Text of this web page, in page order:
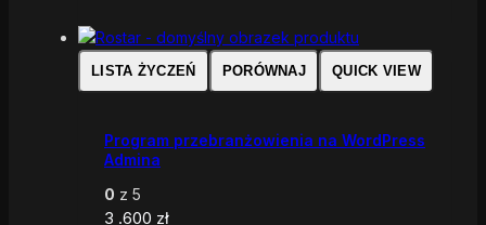
LISTA ŻYCZEŃ PORÓWNAJ QUICK VIEW
Program przebranżowienia na WordPress
Admina
0 z 5
3 .600 zł